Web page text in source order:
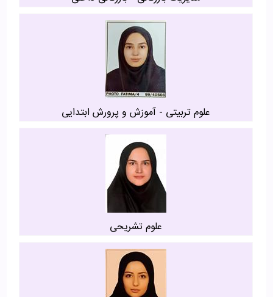
علوم تربیتی - آموزش و پرورش ابتدایی
علوم تشریحی